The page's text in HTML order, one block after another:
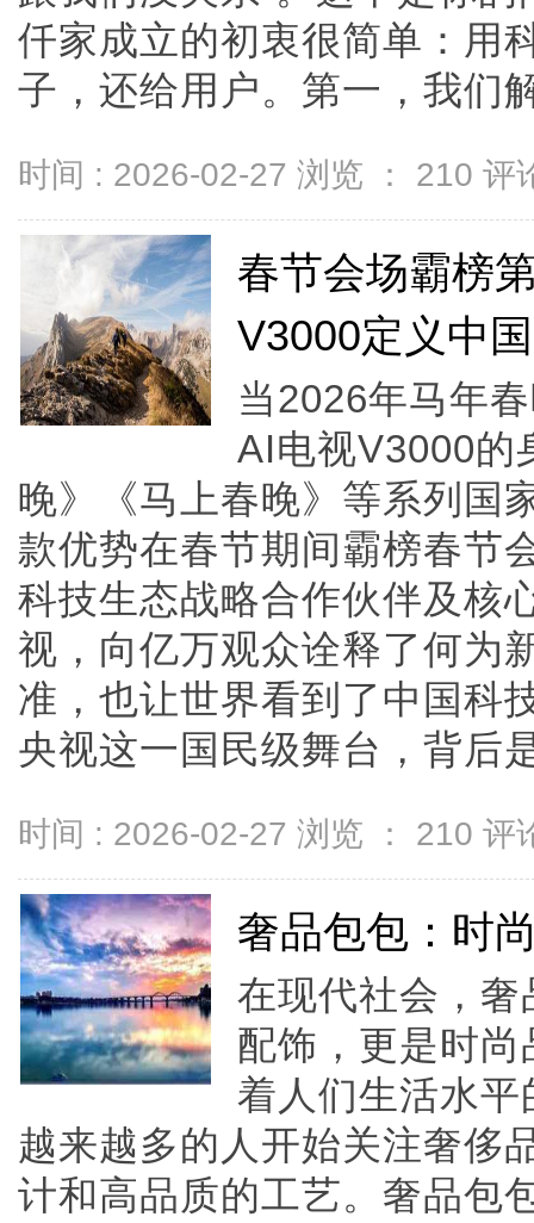
仟家成立的初衷很简单：用
子，还给用户。第一，我们
时间 : 2026-02-27 浏览 ： 210 评
春节会场霸榜
V3000定义中
当2026年马年
AI电视V3000的
晚》《马上春晚》等系列国
款优势在春节期间霸榜春节
科技生态战略合作伙伴及核
视，向亿万观众诠释了何为
准，也让世界看到了中国科
央视这一国民级舞台，背后
时间 : 2026-02-27 浏览 ： 210 评
奢品包包：时
在现代社会，
配饰，更是时
着人们生活水
越来越多的人开始关注奢侈
计和高品质的工艺。奢品包